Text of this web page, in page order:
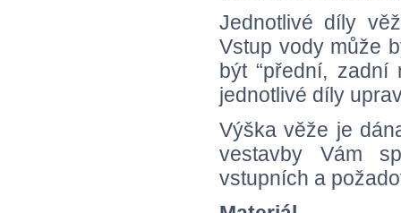
Jednotlivé díly
Vstup vody může
být “přední, zadní
jednotlivé díly
Výška věže je
vestavby Vám
vstupních a